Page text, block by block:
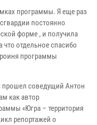
программы. Я еще раз
постоянно
форме , и получила
отдельное спасибо
программы
прошел соведущий Антон
как автор
«Югра – территория
репортажей о